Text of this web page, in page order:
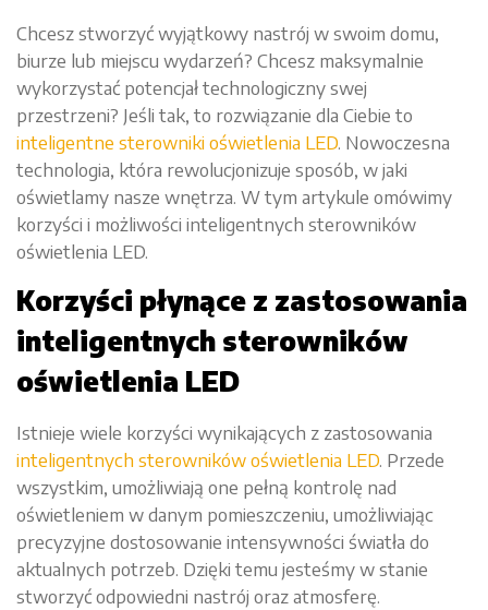
Chcesz stworzyć wyjątkowy nastrój w swoim domu,
biurze lub miejscu wydarzeń? Chcesz maksymalnie
wykorzystać potencjał technologiczny swej
przestrzeni? Jeśli tak, to rozwiązanie dla Ciebie to
inteligentne sterowniki oświetlenia LED. Nowoczesna
technologia, która rewolucjonizuje sposób, w jaki
oświetlamy nasze wnętrza. W tym artykule omówimy
korzyści i możliwości inteligentnych sterowników
oświetlenia LED.
Korzyści płynące z zastosowania
inteligentnych sterowników
oświetlenia LED
Istnieje wiele korzyści wynikających z zastosowania
inteligentnych sterowników oświetlenia LED. Przede
wszystkim, umożliwiają one pełną kontrolę nad
oświetleniem w danym pomieszczeniu, umożliwiając
precyzyjne dostosowanie intensywności światła do
aktualnych potrzeb. Dzięki temu jesteśmy w stanie
stworzyć odpowiedni nastrój oraz atmosferę.